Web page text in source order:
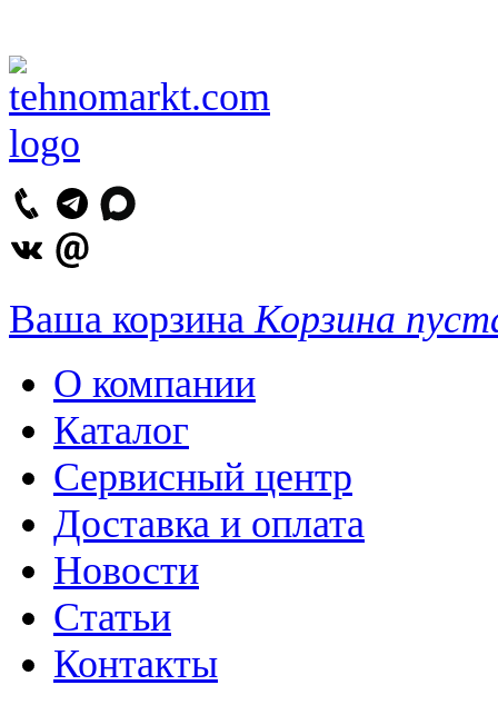
Ваша корзина Корзина
О компании
Каталог
Сервисный центр
Доставка и оплата
Новости
Статьи
Контакты